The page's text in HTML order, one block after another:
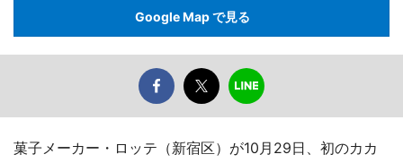
Google Map で見る
菓子メーカー・ロッテ（新宿区）が10月29日、初のカカ